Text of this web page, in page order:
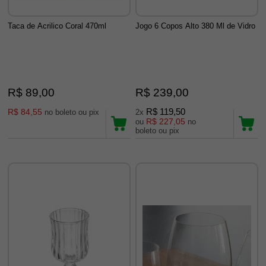
Taca de Acrilico Coral 470ml
R$ 89,00
R$ 84,55 no boleto ou pix
Jogo 6 Copos Alto 380 Ml de Vidro
R$ 239,00
2x R$ 119,50
ou R$ 227,05 no
boleto ou pix